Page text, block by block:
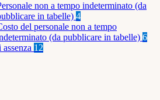
non a tempo indeterminato (da
in tabelle) 4
del personale non a tempo
(da pubblicare in tabelle) 6
12